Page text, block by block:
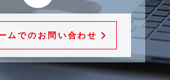
ムでのお問い合わせ